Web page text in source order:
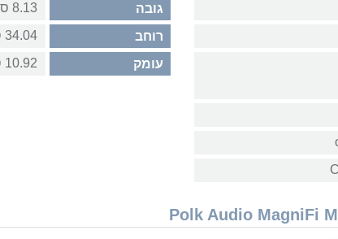
גובה 8.13 ס"מ
רוחב 34.04 ס"מ
עומק 10.92 ס"מ